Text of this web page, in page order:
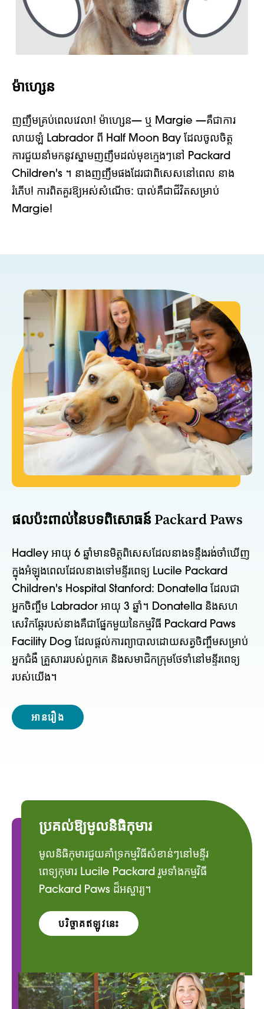
ម៉ាហ្សេន
ញញឹមគ្រប់ពេលវេលា! ម៉ាហ្សេន— ឬ Margie —គឺជាការ
លាយឡំ Labrador ពី Half Moon Bay ដែលចូលចិត្ត
ការជួយនាំមកនូវស្នាមញញឹមដល់មុខក្មេងៗនៅ Packard
Children's ។ នាងញញឹមផងដែរជាពិសេសនៅពេល នាង
រំភើប! ការពិតគួរឱ្យអស់សំណើច: បាល់គឺជាជីវិតសម្រាប់
Margie!
ផលប៉ះពាល់នៃបទពិសោធន៍ Packard Paws
Hadley អាយុ 6 ឆ្នាំមានមិត្តពិសេសដែលនាងទន្ទឹងរង់ចាំឃើញ
ក្នុងអំឡុងពេលដែលនាងទៅមន្ទីរពេទ្យ Lucile Packard
Children's Hospital Stanford: Donatella ដែលជា
អ្នកចិញ្ចឹម Labrador អាយុ 3 ឆ្នាំ។ Donatella និងសហ
សេវិកឆ្កែរបស់នាងគឺជាផ្នែកមួយនៃកម្មវិធី Packard Paws
Facility Dog ដែលផ្តល់ការព្យាបាលដោយសត្វចិញ្ចឹមសម្រាប់
អ្នកជំងឺ គ្រួសាររបស់ពួកគេ និងសមាជិកក្រុមថែទាំនៅមន្ទីរពេទ្យ
របស់យើង។
អានរឿង
ប្រគល់ឱ្យមូលនិធិកុមារ
មូលនិធិកុមារជួយគាំទ្រកម្មវិធីសំខាន់ៗនៅមន្ទីរ
ពេទ្យកុមារ Lucile Packard រួមទាំងកម្មវិធី
Packard Paws ដ៏អស្ចារ្យ។
បរិច្ចាគឥឡូវនេះ